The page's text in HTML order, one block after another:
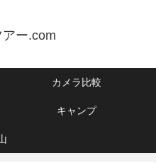
ー.com
カメラ比較
キャンプ